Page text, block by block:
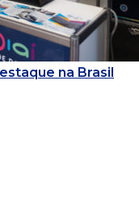
na Brasil